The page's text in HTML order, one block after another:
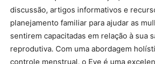
discussão, artigos informativos e
planejamento familiar para ajudar as
sentirem capacitadas em relação à sua
reprodutiva. Com uma abordagem
controle menstrual, o Eve é uma